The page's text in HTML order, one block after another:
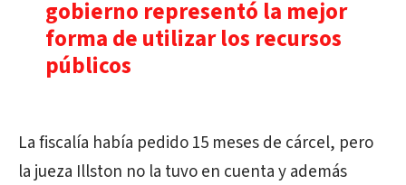
gobierno representó la mejor
forma de utilizar los recursos
públicos
La fiscalía había pedido 15 meses de cárcel, pero
la jueza Illston no la tuvo en cuenta y además